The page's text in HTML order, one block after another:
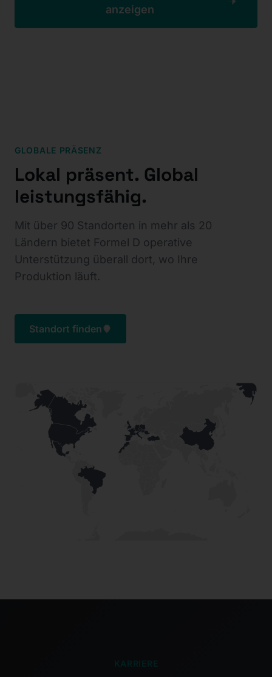
anzeigen
GLOBALE PRÄSENZ
Lokal präsent. Global
leistungsfähig.
Mit über 90 Standorten in mehr als 20
Ländern bietet Formel D operative
Unterstützung überall dort, wo Ihre
Produktion läuft.
Standort finden